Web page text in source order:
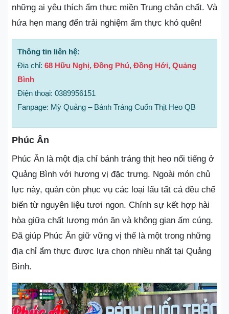
những ai yêu thích ẩm thực miền Trung chân chất. Và
hứa hẹn mang đến trải nghiệm ẩm thực khó quên!
Thông tin liên hệ:
Địa chỉ: 68 Hữu Nghị, Đồng Phú, Đồng Hới, Quảng
Bình
Điện thoại: 0389956151
Fanpage: Mỳ Quảng – Bánh Tráng Cuốn Thịt Heo QB
Phúc Ân
Phúc Ân là một địa chỉ bánh tráng thịt heo nổi tiếng ở
Quảng Bình với hương vị đặc trưng. Ngoài món chủ
lực này, quán còn phục vụ các loại lẩu tất cả đều chế
biến từ nguyên liệu tươi ngon. Chính sự kết hợp hài
hòa giữa chất lượng món ăn và không gian ấm cúng.
Đã giúp Phúc Ân giữ vững vị thế là một trong những
địa chỉ ẩm thực được lựa chọn nhiều nhất tại Quảng
Bình.